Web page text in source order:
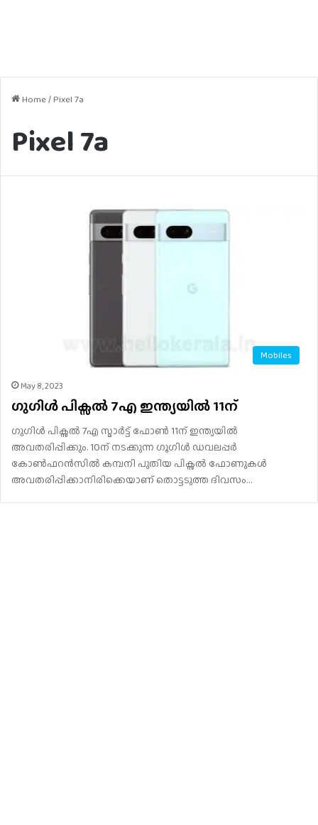
Home/Pixel 7a
Pixel 7a
Mobiles
May 8, 2023
ഗുഗിള്‍ പിക്സല്‍ 7എ ഇന്ത്യയില്‍ 11ന്‌
ഗുഗിള്‍ പിക്സല്‍ 7എ സ്മാർട്ട് ഫോൺ 11ന്‌ ഇന്ത്യയില്‍
അവതരിപ്പിക്കും. 10ന്‌ നടക്കുന്ന ഗൂഗിള്‍ ഡവലപ്പര്‍
കോണ്‍ഫറന്‍സില്‍ കമ്പനി പുതിയ പിക്സല്‍ ഫോണുകള്‍
അവതരിപ്പിക്കാനിരിക്കെയാണ്‌ തൊട്ടടുത്ത ദിവസം…